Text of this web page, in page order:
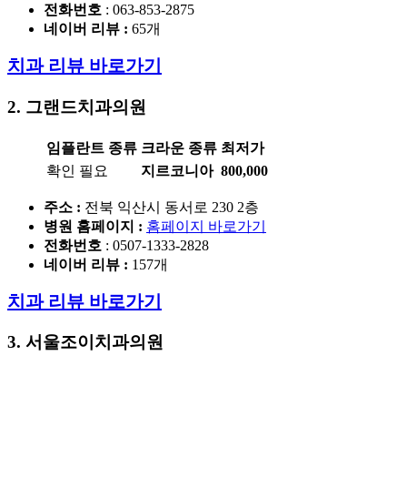
전화번호 : 063-853-2875
네이버 리뷰 : 65개
치과 리뷰 바로가기
2. 그랜드치과의원
임플란트 종류 크라운 종류 최저가
확인 필요
지르코니아 800,000
주소 : 전북 익산시 동서로 230 2층
병원 홈페이지 : 홈페이지 바로가기
전화번호 : 0507-1333-2828
네이버 리뷰 : 157개
치과 리뷰 바로가기
3. 서울조이치과의원